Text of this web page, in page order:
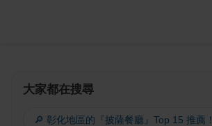
大家都在搜尋
🔎 彰化地區的『披薩餐廳』Top 15 推薦！